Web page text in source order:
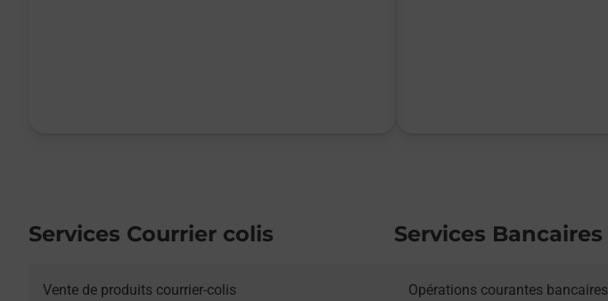
Services Courrier colis
Vente de produits courrier-colis
Services Bancaires
Opérations courantes bancaires